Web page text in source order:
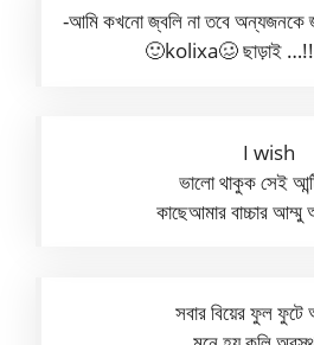
-আমি কখনো জ্বলি না তবে
🙂kolixa🥴 ছাড়াই
I wish
ভালো থাকুক সেই
কাছেআমার বাচ্চার
সবার বিয়ের ফুল ফুটে